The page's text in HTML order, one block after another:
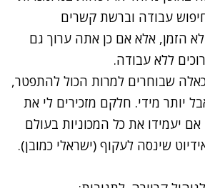
עבודה וברשת קשרים
הזמן, אלא אם כן אתה ערוך גם
ללא עבודה.
שבוחרים למרות הכול להתפטר,
יותר מידי. חלקם מזכירים לי את
יעמידו את כל המכוניות בעולם
שינסה לעקוף (ישראלי כמובן).